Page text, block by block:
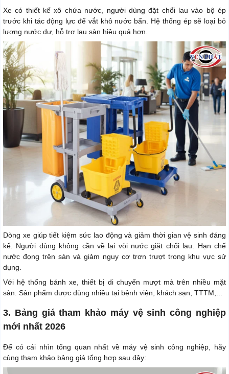
Xe có thiết kế xô chứa nước, người dùng đặt chổi lau vào bộ ép
trước khi tác động lực để vắt khô nước bẩn. Hệ thống ép sẽ loại bỏ
lượng nước dư, hỗ trợ lau sàn hiệu quả hơn.
Dòng xe giúp tiết kiệm sức lao động và giảm thời gian vệ sinh đáng
kể. Người dùng không cần về lại vòi nước giặt chổi lau. Hạn chế
nước đọng trên sàn và giảm nguy cơ trơn trượt trong khu vực sử
dụng.
Với hệ thống bánh xe, thiết bị di chuyển mượt mà trên nhiều mặt
sàn. Sản phẩm được dùng nhiều tại bệnh viện, khách sạn, TTTM,...
3. Bảng giá tham khảo máy vệ sinh công nghiệp
mới nhất 2026
Để có cái nhìn tổng quan nhất về máy vệ sinh công nghiệp, hãy
cùng tham khảo bảng giá tổng hợp sau đây: